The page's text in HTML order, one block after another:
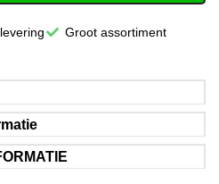
Groot assortiment